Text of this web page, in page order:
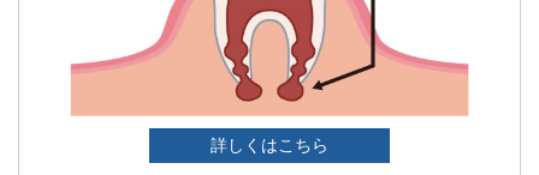
詳しくはこちら